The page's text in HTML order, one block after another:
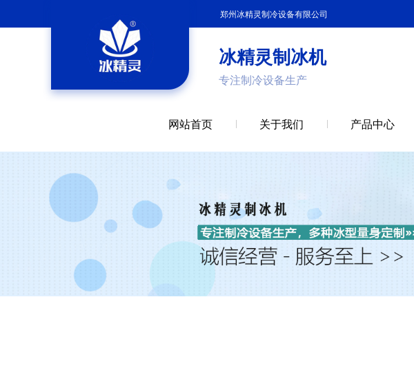
郑州冰精灵制冷设备有限公司
冰精灵制冰机
专注制冷设备生产
网站首页 关于我们 产品中心